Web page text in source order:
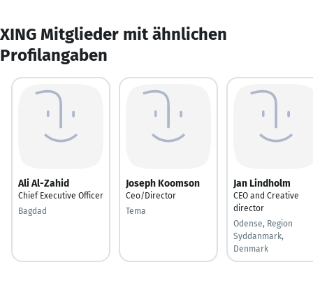
XING Mitglieder mit ähnlichen
Profilangaben
Ali Al-Zahid
Chief Executive Officer
Bagdad
Joseph Koomson
Ceo/Director
Tema
Jan Lindholm
CEO and Creative
director
Odense, Region
Syddanmark,
Denmark